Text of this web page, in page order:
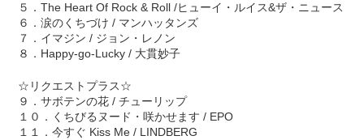
５．The Heart Of Rock & Roll /ヒューイ・ルイス&ザ・ニュース
６．涙のくちづけ / マンハッタンズ
７．イマジン / ジョン・レノン
８．Happy-go-Lucky / 大貫妙子
☆リクエストプラス☆
９．サボテンの花 / チューリップ
１０．くちびるヌード・咲かせます / EPO
１１．今すぐ Kiss Me / LINDBERG